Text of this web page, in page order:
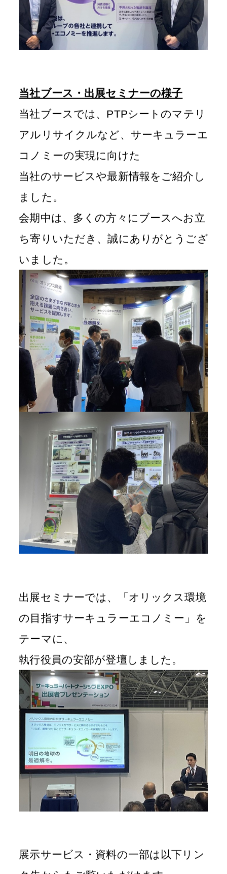
当社ブース・出展セミナーの様子
当社ブースでは、 PTPシートのマテリ
アルリサイクルなど、サーキュラーエ
コノミーの実現に向けた
当社のサービスや最新情報をご紹介し
ました。
会期中は、多くの方々にブースへお立
ち寄りいただき、誠にありがとうござ
いました。
出展セミナーでは、「オリックス環境
の目指すサーキュラーエコノミー」を
テーマに、
執行役員の安部が登壇しました。
展示サービス・資料の一部は以下リン